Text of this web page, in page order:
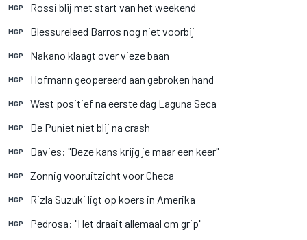
MGP Rossi blij met start van het weekend
MGP Blessureleed Barros nog niet voorbij
MGP Nakano klaagt over vieze baan
MGP Hofmann geopereerd aan gebroken hand
MGP West positief na eerste dag Laguna Seca
MGP De Puniet niet blij na crash
MGP Davies: "Deze kans krijg je maar een keer"
MGP Zonnig vooruitzicht voor Checa
MGP Rizla Suzuki ligt op koers in Amerika
MGP Pedrosa: "Het draait allemaal om grip"